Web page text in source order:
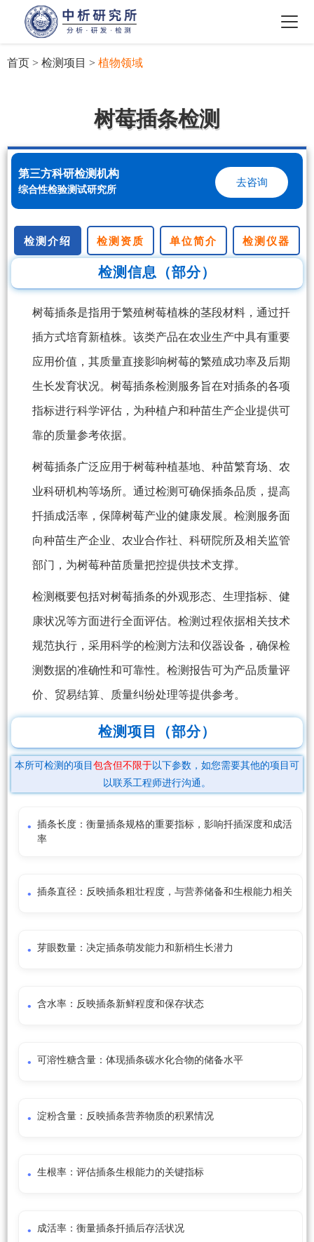
首页 > 检测项目 > 植物领域
树莓插条检测
第三方科研检测机构
综合性检验测试研究所
去咨询
检测介绍 检测资质 单位简介 检测仪器
检测信息（部分）
树莓插条是指用于繁殖树莓植株的茎段材料，通过扦
插方式培育新植株。该类产品在农业生产中具有重要
应用价值，其质量直接影响树莓的繁殖成功率及后期
生长发育状况。树莓插条检测服务旨在对插条的各项
指标进行科学评估，为种植户和种苗生产企业提供可
靠的质量参考依据。
树莓插条广泛应用于树莓种植基地、种苗繁育场、农
业科研机构等场所。通过检测可确保插条品质，提高
扦插成活率，保障树莓产业的健康发展。检测服务面
向种苗生产企业、农业合作社、科研院所及相关监管
部门，为树莓种苗质量把控提供技术支撑。
检测概要包括对树莓插条的外观形态、生理指标、健
康状况等方面进行全面评估。检测过程依据相关技术
规范执行，采用科学的检测方法和仪器设备，确保检
测数据的准确性和可靠性。检测报告可为产品质量评
价、贸易结算、质量纠纷处理等提供参考。
检测项目（部分）
本所可检测的项目 包含但不限于以下参数，如您需要其他的项目可
以联系工程师进行沟通。
插条长度：衡量插条规格的重要指标，影响扦插深度和成活
率
插条直径：反映插条粗壮程度，与营养储备和生根能力相关
芽眼数量：决定插条萌发能力和新梢生长潜力
含水率：反映插条新鲜程度和保存状态
可溶性糖含量：体现插条碳水化合物的储备水平
淀粉含量：反映插条营养物质的积累情况
生根率：评估插条生根能力的关键指标
成活率：衡量插条扦插后存活状况